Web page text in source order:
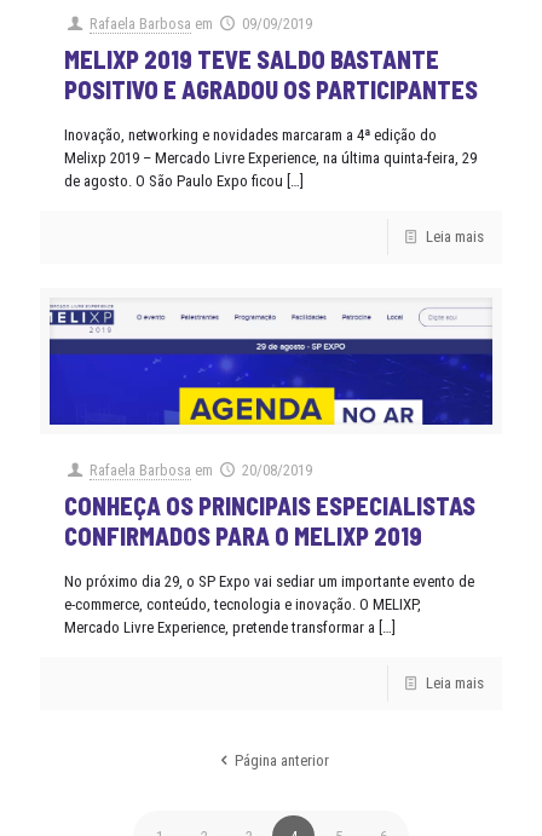
Rafaela Barbosa em 09/09/2019
MELIXP 2019 TEVE SALDO BASTANTE
POSITIVO E AGRADOU OS PARTICIPANTES
Inovação, networking e novidades marcaram a 4ª edição do
Melixp 2019 – Mercado Livre Experience, na última quinta-feira, 29
de agosto. O São Paulo Expo ficou […]
Leia mais
Rafaela Barbosa em 20/08/2019
CONHEÇA OS PRINCIPAIS ESPECIALISTAS
CONFIRMADOS PARA O MELIXP 2019
No próximo dia 29, o SP Expo vai sediar um importante evento de
e-commerce, conteúdo, tecnologia e inovação. O MELIXP,
Mercado Livre Experience, pretende transformar a […]
Leia mais
Página anterior